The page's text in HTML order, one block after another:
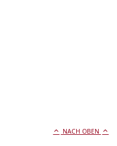
NACH OBEN